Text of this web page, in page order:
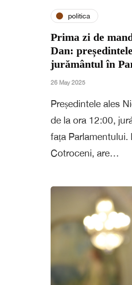
politica
Prima zi de
Dan:
jurământul în
26 May 2025
Președintele ales
de la ora 12:00,
fața Parlamentului.
Cotroceni, are…